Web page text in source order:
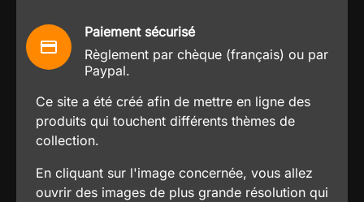
credit_card
Paiement sécurisé
Règlement par chèque (français) ou par
Paypal.
Ce site a été créé afin de mettre en ligne des
produits qui touchent différents thèmes de
collection.
En cliquant sur l'image concernée, vous allez
ouvrir des images de plus grande résolution qui